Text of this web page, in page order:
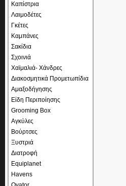
Καπίστρια
Λαιμοδέτες
Γκέτες
Καμπάνες
Σακίδια
Σχοινιά
Χαϊμαλιά- Χάνδρες
Διακοσμητικά Προμετωπίδια
Αμαξοδήγησης
Είδη Περιποίησης
Grooming Box
Αγκύλες
Βούρτσες
Ξυστριά
Διατροφή
Equiplanet
Havens